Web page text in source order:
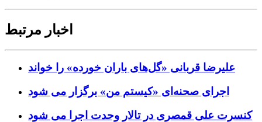
اخبار مرتبط
علیرضا قربانی «گل‌های باران خورده» را خواند
اجرای صحنه‌ای «کیستم من» برگزار می شود
کنسرت علی قمصری در تالار وحدت اجرا می شود